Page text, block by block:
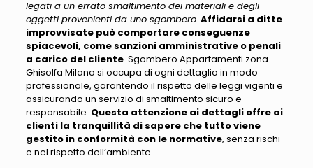
legati a un errato smaltimento dei materiali e degli
oggetti provenienti da uno sgombero. Affidarsi a ditte
improvvisate può comportare conseguenze
spiacevoli, come sanzioni amministrative o penali
a carico del cliente. Sgombero Appartamenti zona
Ghisolfa Milano si occupa di ogni dettaglio in modo
professionale, garantendo il rispetto delle leggi vigenti e
assicurando un servizio di smaltimento sicuro e
responsabile. Questa attenzione ai dettagli offre ai
clienti la tranquillità di sapere che tutto viene
gestito in conformità con le normative, senza rischi
e nel rispetto dell’ambiente.